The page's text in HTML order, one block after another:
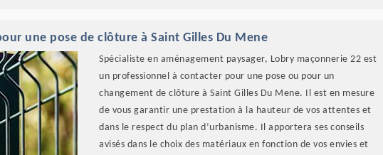
une pose de clôture à Saint Gilles Du Mene
Spécialiste en aménagement paysager, Lobry maçonnerie 22 est
un professionnel à contacter pour une pose ou pour un
changement de clôture à Saint Gilles Du Mene. Il est en mesure
de vous garantir une prestation à la hauteur de vos attentes et
dans le respect du plan d’urbanisme. Il apportera ses conseils
avisés dans le choix des matériaux en fonction de vos envies et